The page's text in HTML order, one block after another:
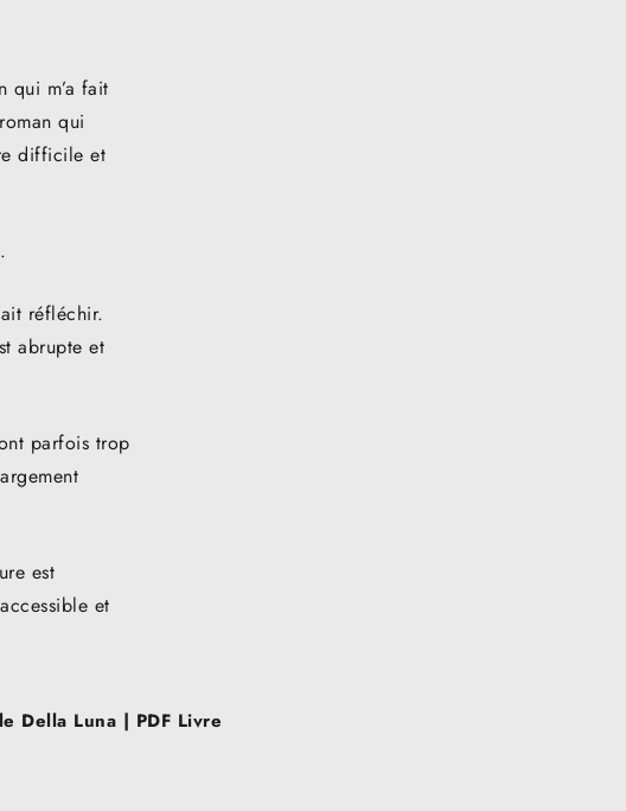
qui m’a fait
qui
difficile et
réfléchir.
abrupte et
parfois trop
est
et
Della Luna | PDF Livre